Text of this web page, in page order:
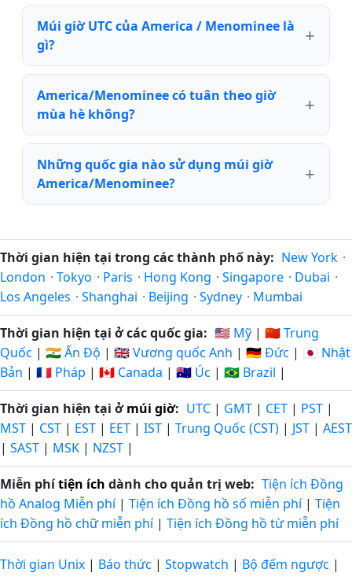
Múi giờ UTC của America / Menominee là
gì?
America/Menominee có tuân theo giờ
mùa hè không?
Những quốc gia nào sử dụng múi giờ
America/Menominee?
Thời gian hiện tại trong các thành phố này: New York ·
London · Tokyo · Paris · Hong Kong · Singapore · Dubai ·
Los Angeles · Shanghai · Beijing · Sydney · Mumbai
Thời gian hiện tại ở các quốc gia: 🇺🇸 Mỹ | 🇨🇳 Trung
Quốc | 🇮🇳 Ấn Độ | 🇬🇧 Vương quốc Anh | 🇩🇪 Đức | 🇯🇵 Nhật
Bản | 🇫🇷 Pháp | 🇨🇦 Canada | 🇦🇺 Úc | 🇧🇷 Brazil |
Thời gian hiện tại ởmúi giờ: UTC | GMT | CET | PST |
MST | CST | EST | EET | IST | Trung Quốc (CST) | JST | AEST
| SAST | MSK | NZST |
Miễn phítiện ích dành cho quản trị web: Tiện ích Đồng
hồ Analog Miễn phí| Tiện ích Đồng hồ số miễn phí| Tiện
ích Đồng hồ chữ miễn phí| Tiện ích Đồng hồ từ miễn phí
Thời gian Unix | Báo thức | Stopwatch | Bộ đếm ngược |